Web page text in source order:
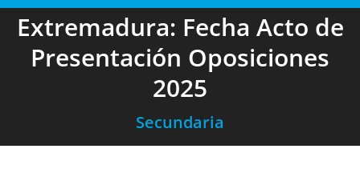
Extremadura: Fecha Acto de
Presentación Oposiciones
2025
Secundaria